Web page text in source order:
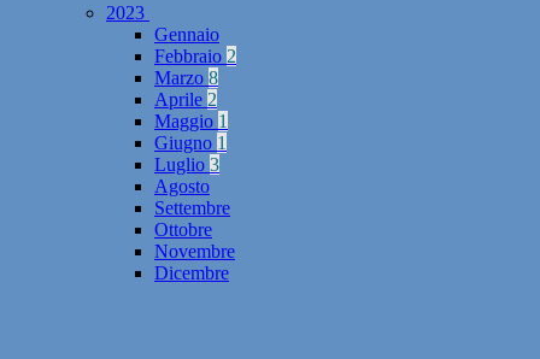
2023
Gennaio
Febbraio 2
Marzo 8
Aprile 2
Maggio 1
Giugno 1
Luglio 3
Agosto
Settembre
Ottobre
Novembre
Dicembre